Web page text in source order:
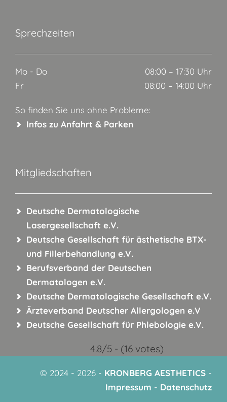
Sprechzeiten
Mo - Do
08:00 – 17:30 Uhr
Fr
08:00 – 14:00 Uhr
So finden Sie uns ohne Probleme:
Infos zu Anfahrt & Parken
Mitgliedschaften
Deutsche Dermatologische
Lasergesellschaft e.V.
Deutsche Gesellschaft für ästhetische BTX-
und Fillerbehandlung e.V.
Berufsverband der Deutschen
Dermatologen e.V.
Deutsche Dermatologische Gesellschaft e.V.
Ärzteverband Deutscher Allergologen e.V
Deutsche Gesellschaft für Phlebologie e.V.
4.8/5 - (16 votes)
© 2024 - 2026 - KRONBERG AESTHETICS -
Impressum - Datenschutz